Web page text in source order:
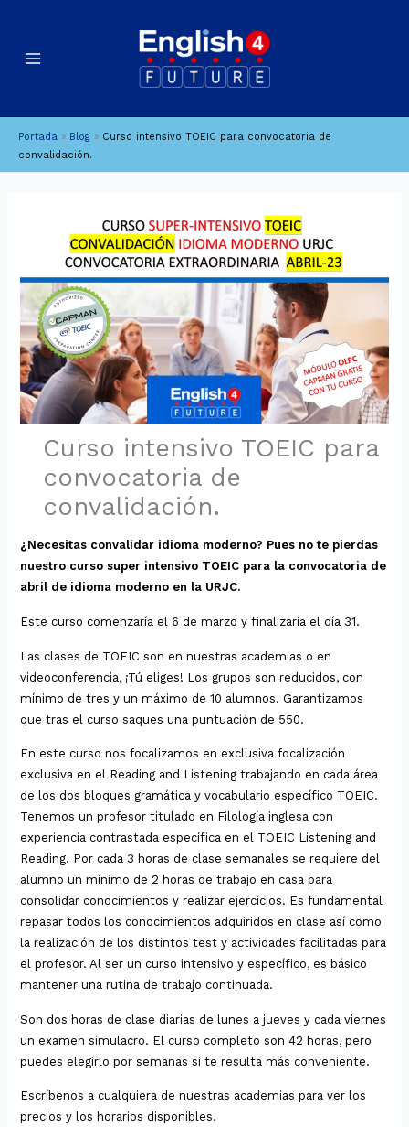
contenido
Portada » Blog » Curso intensivo TOEIC para convocatoria de
convalidación.
Curso intensivo TOEIC para
convocatoria de
convalidación.
¿Necesitas convalidar idioma moderno? Pues no te pierdas
nuestro curso super intensivo TOEIC para la convocatoria de
abril de idioma moderno en la URJC.
Este curso comenzaría el 6 de marzo y finalizaría el día 31.
Las clases de TOEIC son en nuestras academias o en
videoconferencia, ¡Tú eliges! Los grupos son reducidos, con
mínimo de tres y un máximo de 10 alumnos. Garantizamos
que tras el curso saques una puntuación de 550.
En este curso nos focalizamos en exclusiva focalización
exclusiva en el Reading and Listening trabajando en cada área
de los dos bloques gramática y vocabulario específico TOEIC.
Tenemos un profesor titulado en Filología inglesa con
experiencia contrastada específica en el TOEIC Listening and
Reading. Por cada 3 horas de clase semanales se requiere del
alumno un mínimo de 2 horas de trabajo en casa para
consolidar conocimientos y realizar ejercicios. Es fundamental
repasar todos los conocimientos adquiridos en clase así como
la realización de los distintos test y actividades facilitadas para
el profesor. Al ser un curso intensivo y específico, es básico
mantener una rutina de trabajo continuada.
Son dos horas de clase diarias de lunes a jueves y cada viernes
un examen simulacro. El curso completo son 42 horas, pero
puedes elegirlo por semanas si te resulta más conveniente.
Escríbenos a cualquiera de nuestras academias para ver los
precios y los horarios disponibles.
a
i